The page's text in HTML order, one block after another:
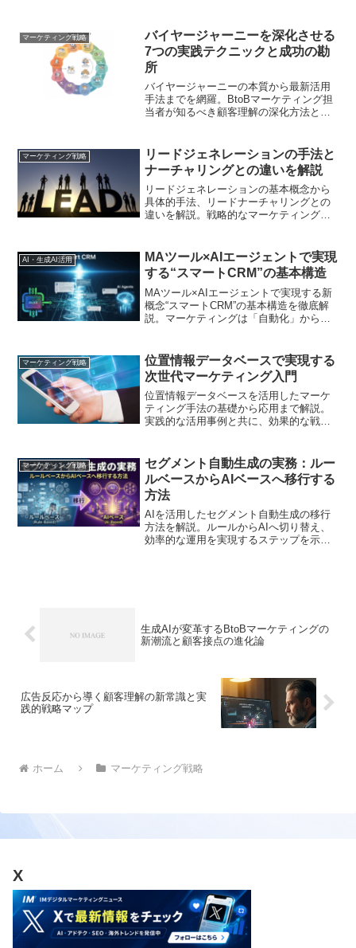
マーケティング戦略
バイヤージャーニーを深化させる
7つの実践テクニックと成功の勘
所
バイヤージャーニーの本質から最新活用
手法までを網羅。BtoBマーケティング担
当者が知るべき顧客理解の深化方法と、
マーケティング戦略
リードジェネレーションの手法と
ナーチャリングとの違いを解説
リードジェネレーションの基本概念から
具体的手法、リードナーチャリングとの
違いを解説。戦略的なマーケティングア
AI・生成AI活用
MAツール×AIエージェントで実現
する“スマートCRM”の基本構造
MAツール×AIエージェントで実現する新
概念“スマートCRM”の基本構造を徹底解
説。マーケティングは「自動化」から、
ョンでLTVを向上させる仕組みから導入
方法まで、担当者向けにわかりやすく解
説します
マーケティング戦略
位置情報データベースで実現する
次世代マーケティング入門
位置情報データベースを活用したマーケ
ティング手法の基礎から応用まで解説。
実践的な活用事例と共に、効果的な戦略
マーケティング戦略
セグメント自動生成の実務：ルー
ルベースからAIベースへ移行する
方法
AIを活用したセグメント自動生成の移行
方法を解説。ルールからAIへ切り替え、
効率的な運用を実現するステップを示し
生成AIが変革するBtoBマーケティングの
新潮流と顧客接点の進化論
広告反応から導く顧客理解の新常識と実
践的戦略マップ
ホーム マーケティング戦略
X